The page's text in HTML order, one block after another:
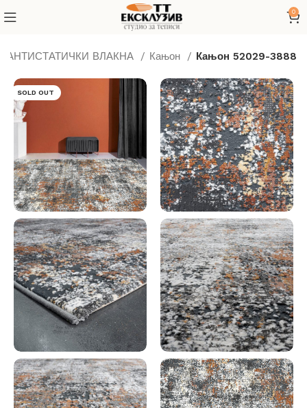
0
АНТИСТАТИЧКИ ВЛАКНА Кањон Кањон 52029-3888
SOLD OUT